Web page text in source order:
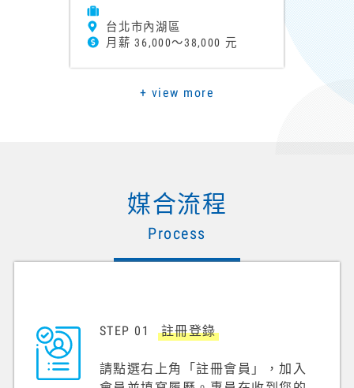
台北市內湖區
月薪 36,000～38,000 元
+ view more
媒合流程
Process
STEP 01 註冊登錄
請點選右上角「註冊會員」，加入